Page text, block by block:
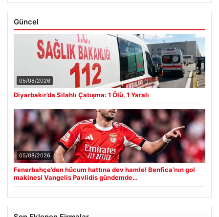
Güncel
05/08/2026
Diyarbakır’da Silahlı Çatışma: 1 Ölü, 1 Yaralı
05/08/2026
Fenerbahçe’den hücum hattına dev hamle! Benfica’nın gol
makinesi Vangelis Pavlidis gündemde…